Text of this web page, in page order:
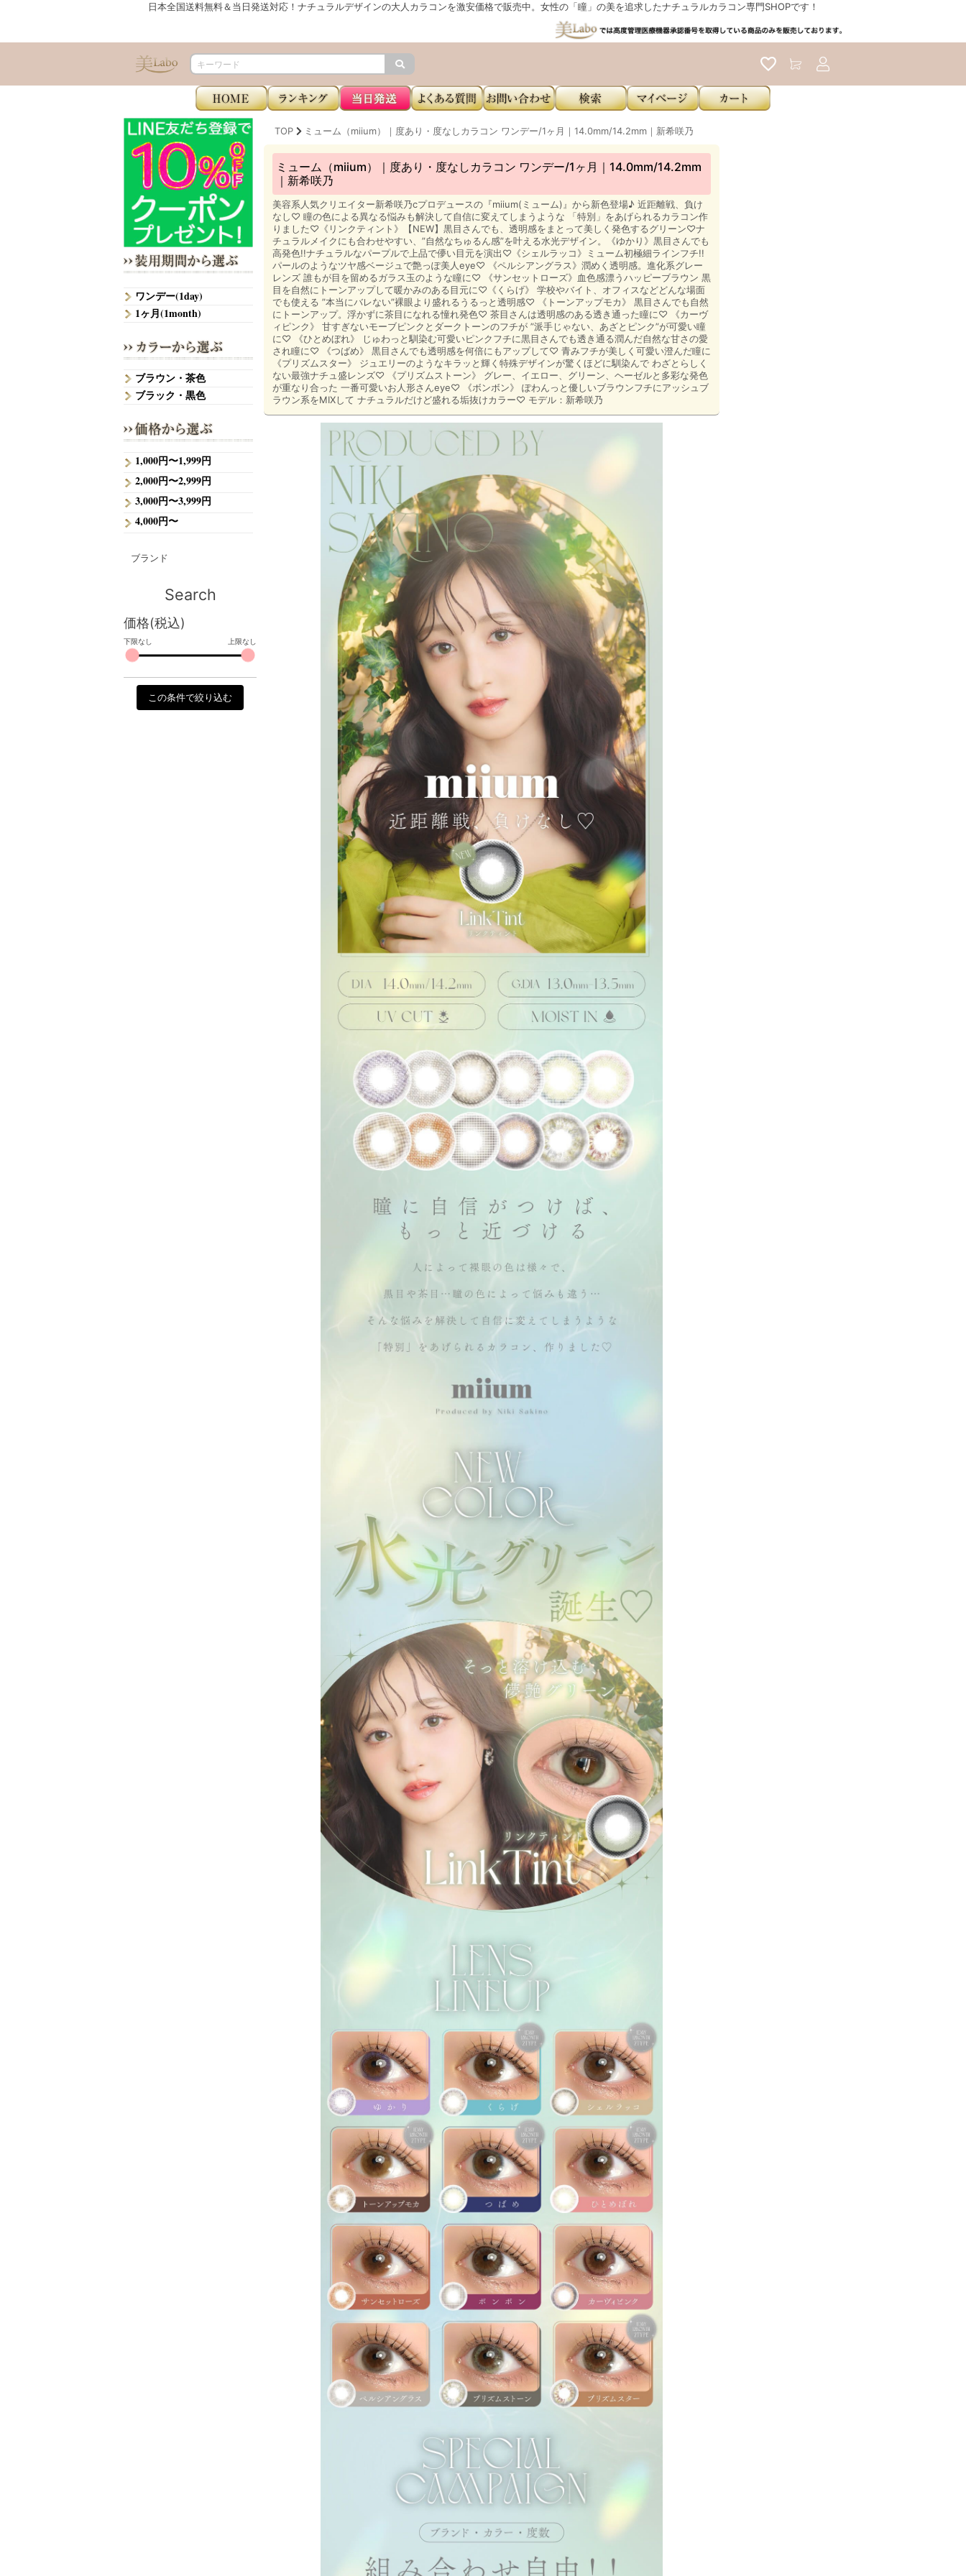
日本全国送料無料＆当日発送対応！ナチュラルデザインの大人カラコンを激安価格で販売中。女性の「瞳」の美を追求したナチュラルカラコン専門SHOPです！
ワンデー(1day)
1ヶ月(1month)
ブラウン・茶色
ブラック・黒色
1,000円〜1,999円
2,000円〜2,999円
3,000円〜3,999円
4,000円〜
ブランド
Search
価格(税込)
下限なし 上限なし
この条件で絞り込む
TOP ミューム（miium）｜度あり・度なしカラコン ワンデー/1ヶ月｜14.0mm/14.2mm｜新希咲乃
ミューム（miium）｜度あり・度なしカラコン ワンデー/1ヶ月｜14.0mm/14.2mm
｜新希咲乃
美容系人気クリエイター新希咲乃cプロデュースの『miium(ミューム)』から新色登場♪ 近距離戦、負け
なし♡ 瞳の色による異なる悩みも解決して自信に変えてしまうような 「特別」をあげられるカラコン作
りました♡《リンクティント》【NEW】黒目さんでも、透明感をまとって美しく発色するグリーン♡ナ
チュラルメイクにも合わせやすい、”自然なちゅるん感”を叶える水光デザイン。《ゆかり》黒目さんでも
高発色!!ナチュラルなパープルで上品で儚い目元を演出♡《シェルラッコ》ミューム初極細ラインフチ!!
パールのようなツヤ感ベージュで艶っぽ美人eye♡ 《ペルシアングラス》潤めく透明感。進化系グレー
レンズ 誰もが目を留めるガラス玉のような瞳に♡ 《サンセットローズ》血色感漂うハッピーブラウン 黒
目を自然にトーンアップして暖かみのある目元に♡《くらげ》 学校やバイト、オフィスなどどんな場面
でも使える ”本当にバレない”裸眼より盛れるうるっと透明感♡ 《トーンアップモカ》 黒目さんでも自然
にトーンアップ。浮かずに茶目になれる憧れ発色♡ 茶目さんは透明感のある透き通った瞳に♡ 《カーヴ
ィピンク》 甘すぎないモーブピンクとダークトーンのフチが ”派手じゃない、あざとピンク”が可愛い瞳
に♡ 《ひとめぼれ》 じゅわっと馴染む可愛いピンクフチに黒目さんでも透き通る潤んだ自然な甘さの愛
され瞳に♡ 《つばめ》 黒目さんでも透明感を何倍にもアップして♡ 青みフチが美しく可愛い澄んだ瞳に
《プリズムスター》 ジュエリーのようなキラッと輝く特殊デザインが驚くほどに馴染んで わざとらしく
ない最強ナチュ盛レンズ♡ 《プリズムストーン》 グレー、イエロー、グリーン、ヘーゼルと多彩な発色
が重なり合った 一番可愛いお人形さんeye♡ 《ボンボン》 ぽわんっと優しいブラウンフチにアッシュブ
ラウン系をMIXして ナチュラルだけど盛れる垢抜けカラー♡ モデル：新希咲乃